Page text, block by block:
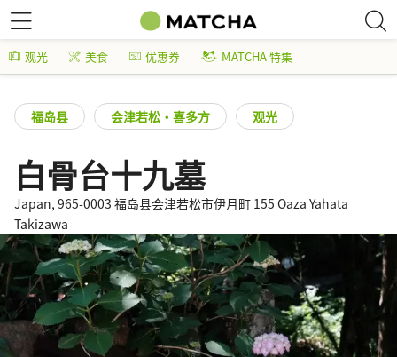
观光 美食 优惠券 MATCHA 特集
福岛县 会津若松・喜多方 观光
白骨台十九墓
Japan, 965-0003 福岛县会津若松市伊月町 155 Oaza Yahata
Takizawa